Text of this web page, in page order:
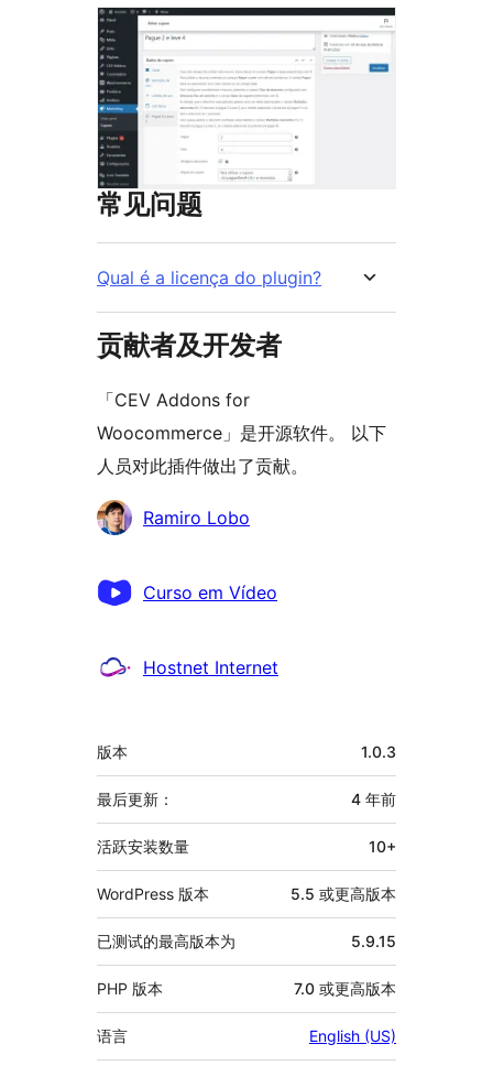
常见问题
Qual é a licença do plugin?
贡献者及开发者
「CEV Addons for
Woocommerce」是开源软件。 以下
人员对此插件做出了贡献。
贡
者
Ramiro Lobo
Curso em Vídeo
Hostnet Internet
额
外
信
息
版本 1.0.3
最后更新： 4 年前
活跃安装数量 10+
WordPress 版本 5.5 或更高版本
已测试的最高版本为 5.9.15
PHP 版本 7.0 或更高版本
语言 English (US)